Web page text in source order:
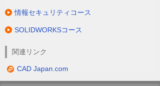
情報セキュリティコース
SOLIDWORKSコース
関連リンク
CAD Japan.com